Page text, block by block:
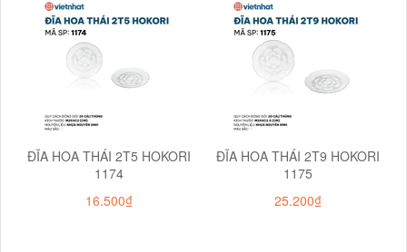
ĐĨA HOA THÁI 2T5 HOKORI
1174
16.500₫
ĐĨA HOA THÁI 2T9 HOKORI
1175
25.200₫